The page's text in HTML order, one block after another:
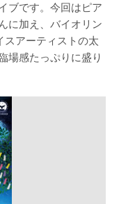
ブです。今回はピア
に加え、バイオリン
スアーティストの太
場感たっぷりに盛り